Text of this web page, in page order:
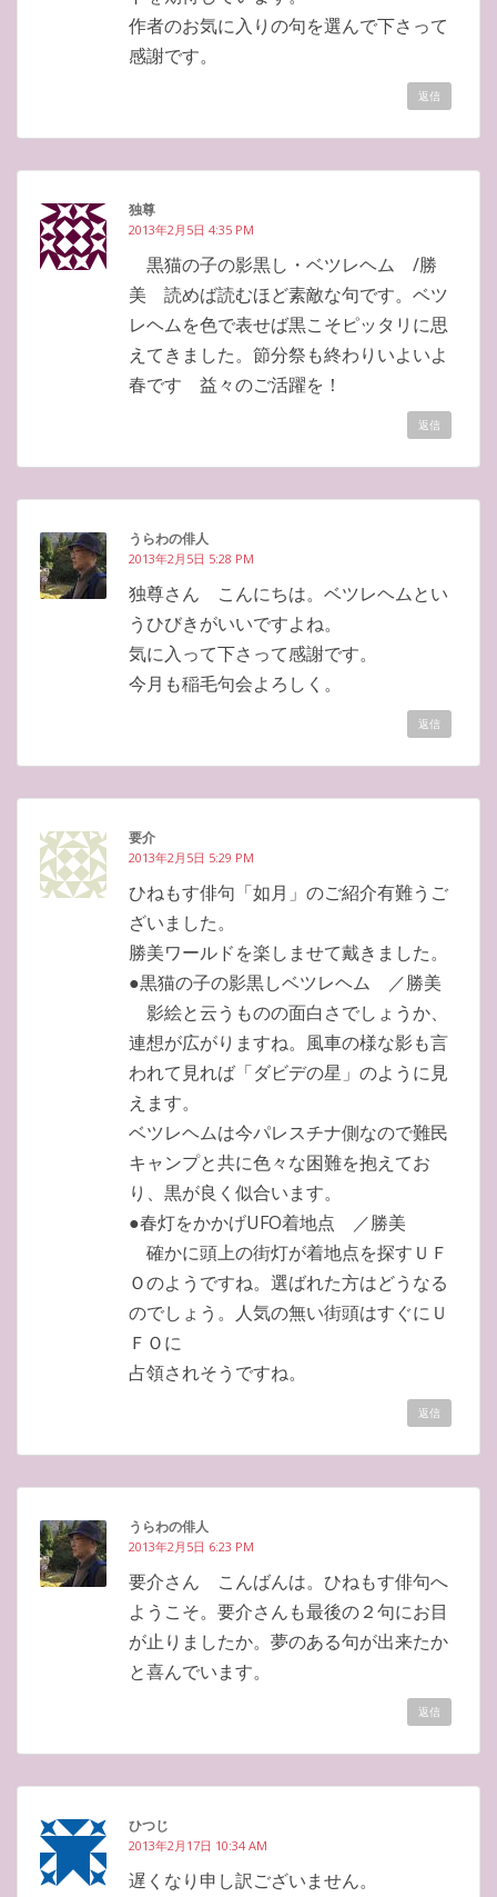
作者のお気に入りの句を選んで下さって
感謝です。
返信
独尊
2013年2月5日 4:35 PM
黒猫の子の影黒し・ベツレヘム /勝
美 読めば読むほど素敵な句です。ベツ
レヘムを色で表せば黒こそピッタリに思
えてきました。節分祭も終わりいよいよ
春です 益々のご活躍を！
返信
うらわの俳人
2013年2月5日 5:28 PM
独尊さん こんにちは。ベツレヘムとい
うひびきがいいですよね。
気に入って下さって感謝です。
今月も稲毛句会よろしく。
返信
要介
2013年2月5日 5:29 PM
ひねもす俳句「如月」のご紹介有難うご
ざいました。
勝美ワールドを楽しませて戴きました。
●黒猫の子の影黒しベツレヘム ／勝美
影絵と云うものの面白さでしょうか、
連想が広がりますね。風車の様な影も言
われて見れば「ダビデの星」のように見
えます。
ベツレヘムは今パレスチナ側なので難民
キャンプと共に色々な困難を抱えてお
り、黒が良く似合います。
●春灯をかかげUFO着地点 ／勝美
確かに頭上の街灯が着地点を探すＵＦ
Ｏのようですね。選ばれた方はどうなる
のでしょう。人気の無い街頭はすぐにＵ
ＦＯに
占領されそうですね。
返信
うらわの俳人
2013年2月5日 6:23 PM
要介さん こんばんは。ひねもす俳句へ
ようこそ。要介さんも最後の２句にお目
が止りましたか。夢のある句が出来たか
と喜んでいます。
返信
ひつじ
2013年2月17日 10:34 AM
遅くなり申し訳ございません。